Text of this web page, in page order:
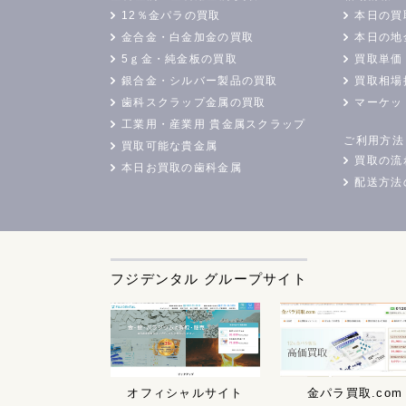
12％金パラの買取
金合金・白金加金の買取
5ｇ金・純金板の買取
銀合金・シルバー製品の買取
歯科スクラップ金属の買取
工業用・産業用 貴金属スクラップ
買取可能な貴金属
本日お買取の歯科金属
本日の買
本日の地
買取単価
買取相場
マーケッ
ご利用方法
買取の流
配送方法
フジデンタル グループサイト
オフィシャルサイト 金パラ買取.com